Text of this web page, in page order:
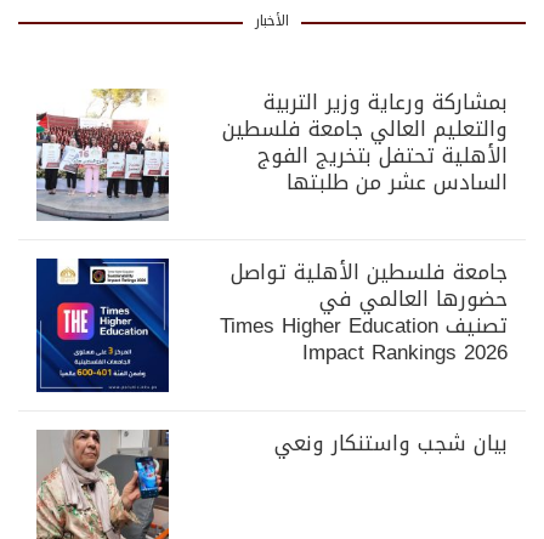
الأخبار
بمشاركة ورعاية وزير التربية
والتعليم العالي جامعة فلسطين
الأهلية تحتفل بتخريج الفوج
السادس عشر من طلبتها
جامعة فلسطين الأهلية تواصل
حضورها العالمي في
تصنيف Times Higher Education
Impact Rankings 2026
بيان شجب واستنكار ونعي